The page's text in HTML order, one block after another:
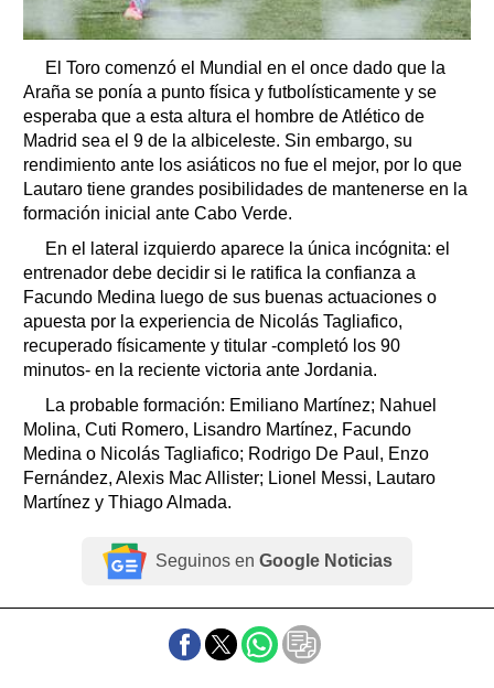
El Toro comenzó el Mundial en el once dado que la
Araña se ponía a punto física y futbolísticamente y se
esperaba que a esta altura el hombre de Atlético de
Madrid sea el 9 de la albiceleste. Sin embargo, su
rendimiento ante los asiáticos no fue el mejor, por lo que
Lautaro tiene grandes posibilidades de mantenerse en la
formación inicial ante Cabo Verde.
En el lateral izquierdo aparece la única incógnita: el
entrenador debe decidir si le ratifica la confianza a
Facundo Medina luego de sus buenas actuaciones o
apuesta por la experiencia de Nicolás Tagliafico,
recuperado físicamente y titular -completó los 90
minutos- en la reciente victoria ante Jordania.
La probable formación: Emiliano Martínez; Nahuel
Molina, Cuti Romero, Lisandro Martínez, Facundo
Medina o Nicolás Tagliafico; Rodrigo De Paul, Enzo
Fernández, Alexis Mac Allister; Lionel Messi, Lautaro
Martínez y Thiago Almada.
Seguinos en Google Noticias